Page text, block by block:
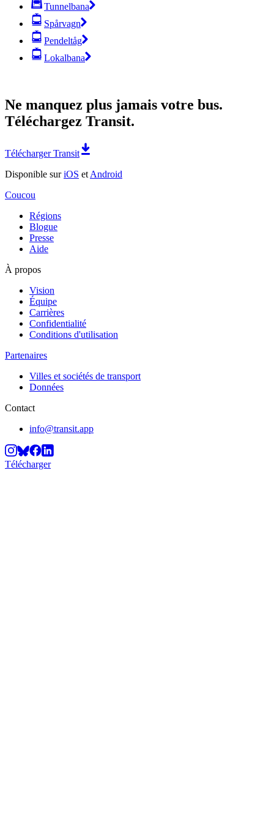
Tunnelbana
Spårvagn
Pendeltåg
Lokalbana
Ne manquez plus jamais votre bus.
Téléchargez Transit.
Télécharger Transit
Disponible suriOS et Android
Coucou
Régions
Blogue
Presse
Aide
À propos
Vision
Équipe
Carrières
Confidentialité
Conditions d'utilisation
Partenaires
Villes et sociétés de transport
Données
Contact
info@transit.app
Télécharger